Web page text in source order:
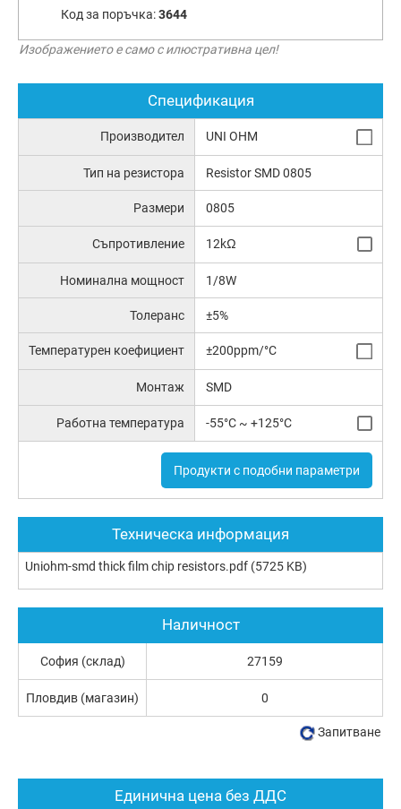
Код за поръчка:3644
Изображението е само с илюстративна цел!
Спецификация
Производител UNI OHM
Тип на резистора Resistor SMD 0805
Размери 0805
Съпротивление 12kΩ
Номинална мощност 1/8W
Толеранс ±5%
Температурен коефициент ±200ppm/°C
Монтаж SMD
Работна температура -55°C ~ +125°C
Продукти с подобни параметри
Техническа информация
Uniohm-smd thick film chip resistors.pdf (5725 KB)
Единична цена без ДДС
Наличност
София (склад) 27159
Пловдив (магазин) 0
Запитване